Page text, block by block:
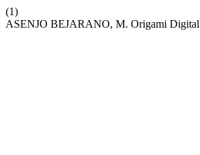
(1)
ASENJO BEJARANO, M. Origami